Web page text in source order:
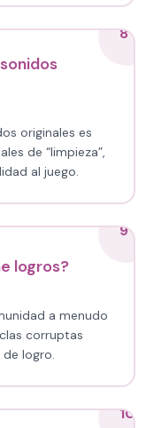
8
originales es
de “limpieza”,
al juego.
9
logros?
a menudo
corruptas
logro.
10